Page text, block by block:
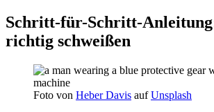
Schritt-für-Schritt-
richtig schweißen
Foto von Heber Davis aufUnsplash